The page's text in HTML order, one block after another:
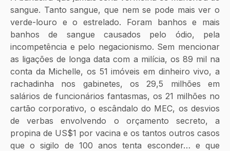
sangue. Tanto sangue, que nem se pode mais ver o
verde-louro e o estrelado. Foram banhos e mais
banhos de sangue causados pelo ódio, pela
incompetência e pelo negacionismo. Sem mencionar
as ligações de longa data com a milícia, os 89 mil na
conta da Michelle, os 51 imóveis em dinheiro vivo, a
rachadinha nos gabinetes, os 29,5 milhões em
salários de funcionários fantasmas, os 21 milhões no
cartão corporativo, o escândalo do MEC, os desvios
de verbas envolvendo o orçamento secreto, a
propina de US$1 por vacina e os tantos outros casos
que o sigilo de 100 anos tenta esconder… e que